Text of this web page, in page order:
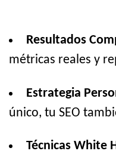
Resultados
métricas reales y
Estrategia
único, tu SEO
Técnicas White